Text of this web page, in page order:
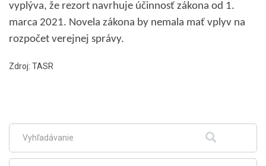
vyplýva, že rezort navrhuje účinnosť zákona od 1.
marca 2021. Novela zákona by nemala mať vplyv na
rozpočet verejnej správy.
Zdroj: TASR
hlavné
menu
Fulltextové
Hľadať